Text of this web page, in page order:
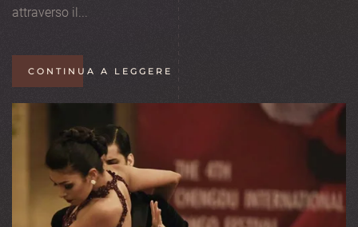
attraverso il...
CONTINUA A LEGGERE